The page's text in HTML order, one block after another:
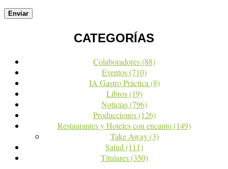
CATEGORÍAS
Colaboradores(88)
Eventos(710)
IA Gastro Práctica (8)
Libros(19)
Noticias(796)
Producciones(126)
Restaurantes y Hoteles con encanto(149)
Take Away(3)
Salud (111)
Titulares(350)